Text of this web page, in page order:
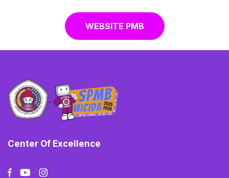
WEBSITE PMB
Center Of Excellence